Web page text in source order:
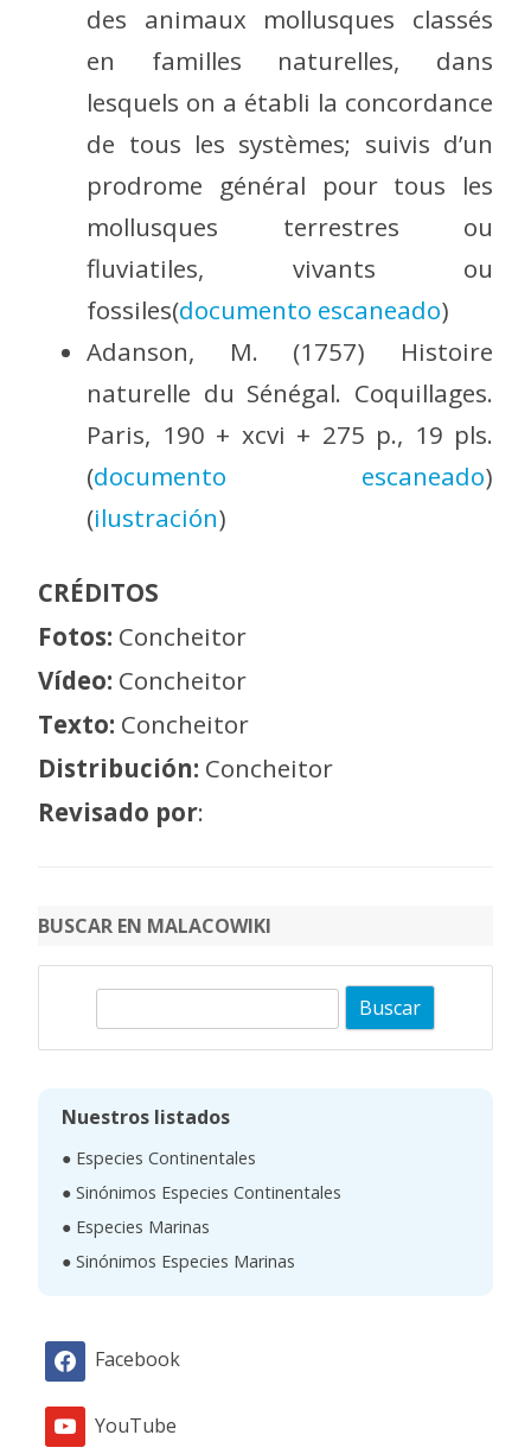
des animaux mollusques classés
en familles naturelles, dans
lesquels on a établi la concordance
de tous les systèmes; suivis d’un
prodrome général pour tous les
mollusques terrestres ou
fluviatiles, vivants ou
fossiles(documento escaneado)
Adanson, M. (1757) Histoire
naturelle du Sénégal. Coquillages.
Paris, 190 + xcvi + 275 p., 19 pls.
(documento escaneado)
(ilustración)
CRÉDITOS
Fotos: Concheitor
Vídeo: Concheitor
Texto: Concheitor
Distribución: Concheitor
Revisado por:
BUSCAR EN MALACOWIKI
Nuestros listados
● Especies Continentales
● Sinónimos Especies Continentales
● Especies Marinas
● Sinónimos Especies Marinas
Facebook
YouTube